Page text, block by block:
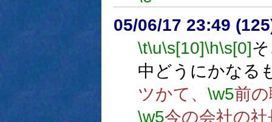
05/06/17 23:49
\t\u\s[10]\h\s[0]
中どうにかなる
ツかて、 \w5前
\w5今の会社の